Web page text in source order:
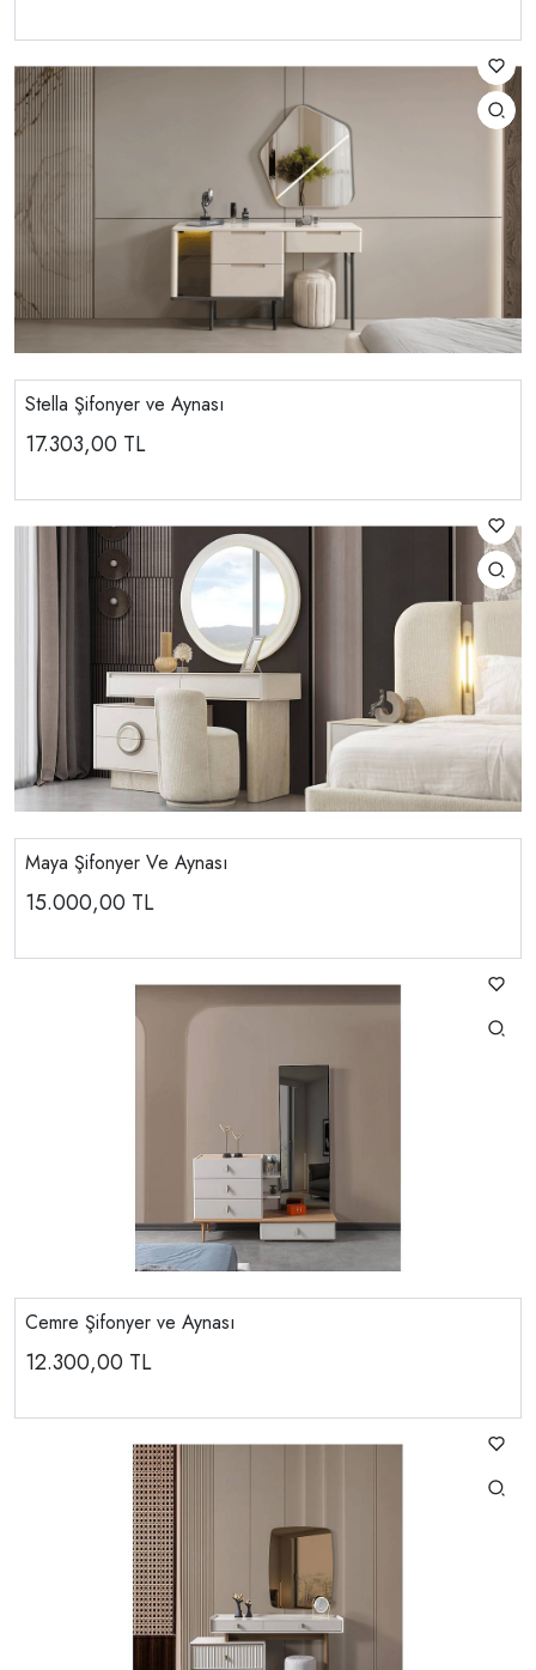
Stella Şifonyer ve Aynası
17.303,00 TL
Maya Şifonyer Ve Aynası
15.000,00 TL
Cemre Şifonyer ve Aynası
12.300,00 TL